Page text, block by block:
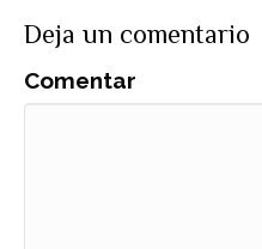
Deja un comentario
Comentar